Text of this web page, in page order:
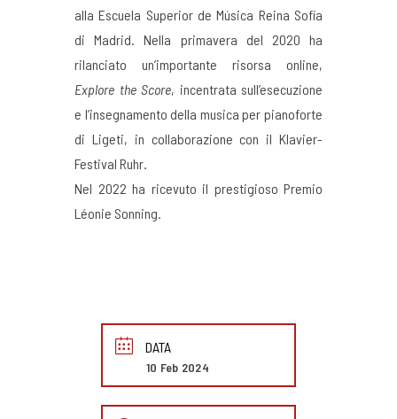
alla Escuela Superior de Música Reina Sofía
di Madrid. Nella primavera del 2020 ha
rilanciato un’importante risorsa online,
Explore the Score, incentrata sull’esecuzione
e l’insegnamento della musica per pianoforte
di Ligeti, in collaborazione con il Klavier-
Festival Ruhr.
Nel 2022 ha ricevuto il prestigioso Premio
Léonie Sonning.
DATA
10 Feb 2024